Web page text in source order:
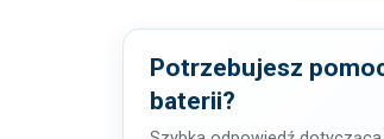
Potrzebujesz
baterii?